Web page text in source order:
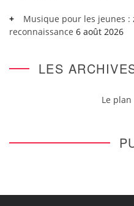
Musique pour les jeunes
reconnaissance 6 août 2026
LES
Le